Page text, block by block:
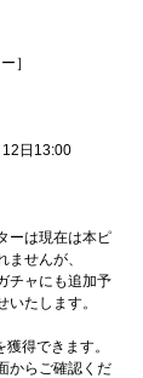
］
日13:00
ーは現在は本ピ
せんが、
チャにも追加予
たします。
得できます。
からご確認くだ